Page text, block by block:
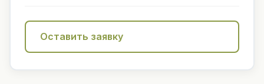
Оставить заявку